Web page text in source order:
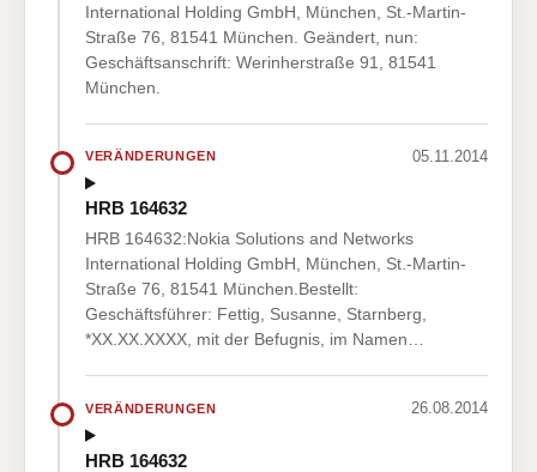
International Holding GmbH, München, St.-Martin-
Straße 76, 81541 München. Geändert, nun:
Geschäftsanschrift: Werinherstraße 91, 81541
München.
VERÄNDERUNGEN 05.11.2014
HRB 164632
HRB 164632:Nokia Solutions and Networks
International Holding GmbH, München, St.-Martin-
Straße 76, 81541 München.Bestellt:
Geschäftsführer: Fettig, Susanne, Starnberg,
*XX.XX.XXXX, mit der Befugnis, im Namen…
VERÄNDERUNGEN 26.08.2014
HRB 164632